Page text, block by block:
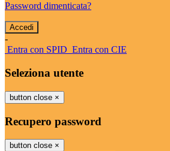
Password dimenticata?
-
Entra con SPID Entra con CIE
Seleziona utente
button close ×
Recupero password
button close ×